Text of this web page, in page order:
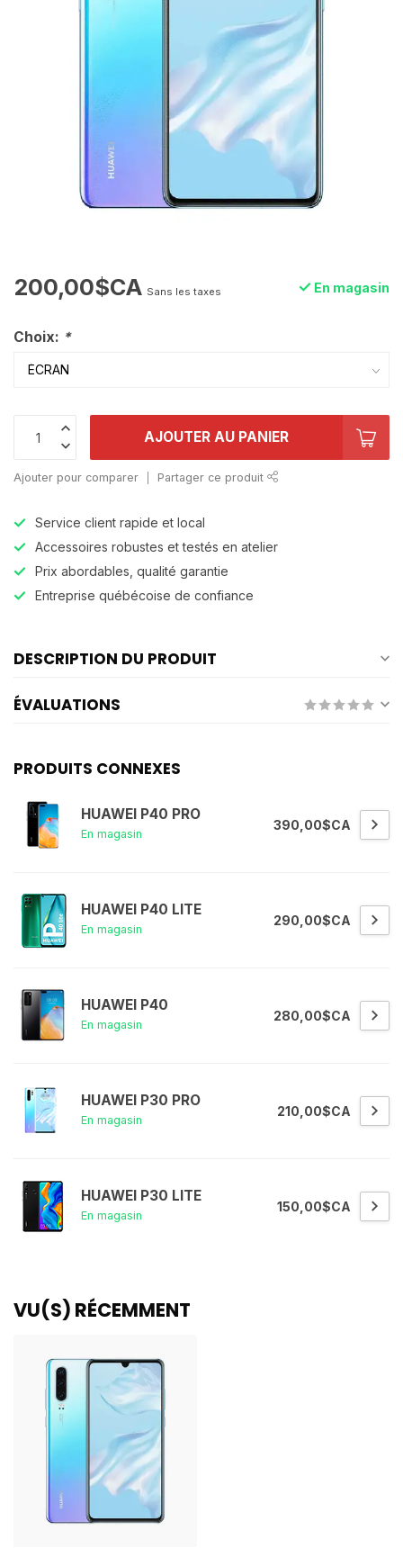
200,00$CA Sans les taxes En magasin
Choix: *
AJOUTER AU PANIER
Ajouter pour comparer Partager ce produit
Service client rapide et local
Accessoires robustes et testés en atelier
Prix abordables, qualité garantie
Entreprise québécoise de confiance
DESCRIPTION DU PRODUIT
ÉVALUATIONS
PRODUITS CONNEXES
HUAWEI P40 PRO
En magasin
390,00$CA
HUAWEI P40 LITE
En magasin
290,00$CA
HUAWEI P40
En magasin
280,00$CA
HUAWEI P30 PRO
En magasin
210,00$CA
HUAWEI P30 LITE
En magasin
150,00$CA
VU(S) RÉCEMMENT